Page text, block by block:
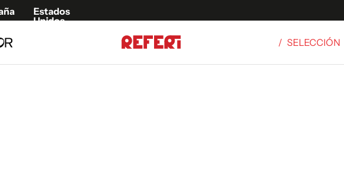
Estados
Unidos
/ SELECCIÓN